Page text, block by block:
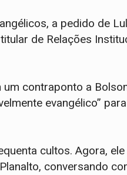
a pedido de
de Relações
contraponto a
evangélico”
cultos. Agora,
conversando